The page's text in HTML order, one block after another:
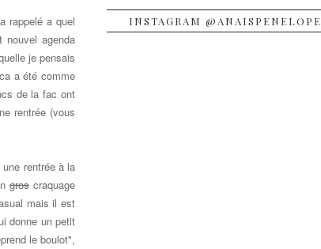
rappelé a quel
agenda
je pensais
a été comme
de la fac ont
rentrée (vous
rentrée à la
gros craquage
mais il est
donne un petit
le boulot",
INSTAGRAM @ANAISPENELOPE